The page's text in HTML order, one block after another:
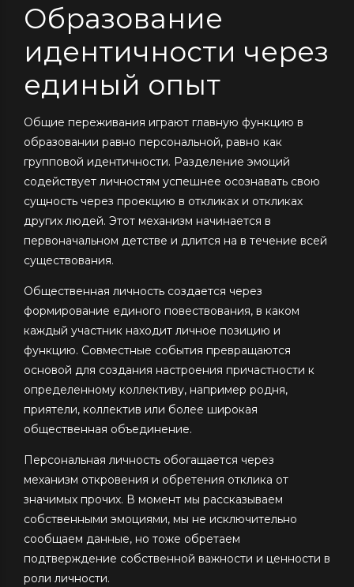
Образование
идентичности через
единый опыт
Общие переживания играют главную функцию в
образовании равно персональной, равно как
групповой идентичности. Разделение эмоций
содействует личностям успешнее осознавать свою
сущность через проекцию в откликах и откликах
других людей. Этот механизм начинается в
первоначальном детстве и длится на в течение всей
существования.
Общественная личность создается через
формирование единого повествования, в каком
каждый участник находит личное позицию и
функцию. Совместные события превращаются
основой для создания настроения причастности к
определенному коллективу, например родня,
приятели, коллектив или более широкая
общественная объединение.
Персональная личность обогащается через
механизм откровения и обретения отклика от
значимых прочих. В момент мы рассказываем
собственными эмоциями, мы не исключительно
сообщаем данные, но тоже обретаем
подтверждение собственной важности и ценности в
роли личности.